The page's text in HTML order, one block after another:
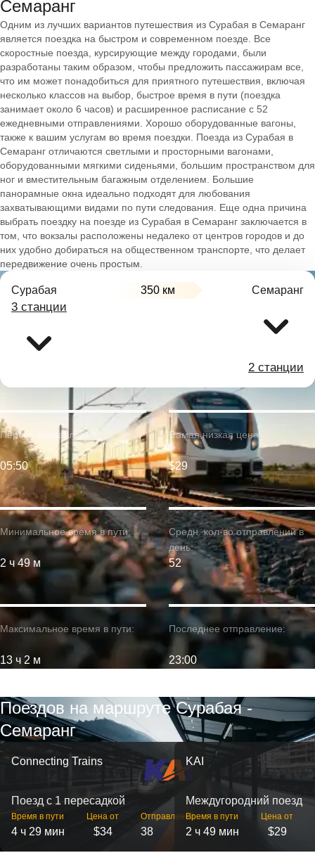
Семаранг
Одним из лучших вариантов путешествия из Сурабая в Семаранг
является поездка на быстром и современном поезде. Все
скоростные поезда, курсирующие между городами, были
разработаны таким образом, чтобы предложить пассажирам все,
что им может понадобиться для приятного путешествия, включая
несколько классов на выбор, быстрое время в пути (поездка
занимает около 6 часов) и расширенное расписание с 52
ежедневными отправлениями. Хорошо оборудованные вагоны,
также к вашим услугам во время поездки. Поезда из Сурабая в
Семаранг отличаются светлыми и просторными вагонами,
оборудованными мягкими сиденьями, большим пространством для
ног и вместительным багажным отделением. Большие
панорамные окна идеально подходят для любования
захватывающими видами по пути следования. Еще одна причина
выбрать поездку на поезде из Сурабая в Семаранг заключается в
том, что вокзалы расположены недалеко от центров городов и до
них удобно добираться на общественном транспорте, что делает
передвижение очень простым.
Сурабая 350 км Семаранг
3 станции
2 станции
Минимальное время в пути:
2 ч 49 м
Первое отправление:
05:50
Максимальное время в пути:
13 ч 2 м
Самая низкая цена:
$29
Средн. кол-во отправлений в
день:
52
Последнее отправление:
23:00
Поездов на маршруте Сурабая -
Семаранг
Connecting Trains
Поезд с 1 пересадкой
Время в пути
4 ч 29 мин
Цена от
$34
Отправлений
38
KAI
Междугородний поезд
Время в пути
2 ч 49 мин
Цена от
$29